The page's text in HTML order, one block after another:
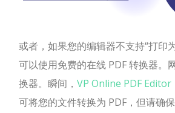
或者，如果您的编辑器不支持“打印
可以使用免费的在线 PDF 转换器。
换器。瞬间，VP Online PDF Editor
可将您的文件转换为 PDF，但请确